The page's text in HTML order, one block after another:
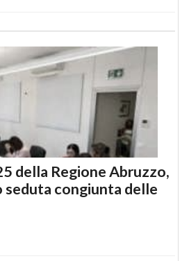
della Regione Abruzzo,
seduta congiunta delle